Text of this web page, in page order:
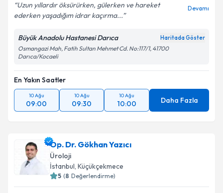
Uzun yıllardır öksürürken, gülerken ve hareket
ederken yaşadığım idrar kaçırma...
Devamı
Büyük Anadolu Hastanesi Darıca Haritada Göster
Osmangazi Mah, Fatih Sultan Mehmet Cd. No:117/1, 41700
Darıca/Kocaeli
En Yakın Saatler
10 Ağu
09:00
10 Ağu
09:30
10 Ağu
10:00 Daha Fazla
Op. Dr. Gökhan Yazıcı
Üroloji
İstanbul, Küçükçekmece
5 (8 Değerlendirme)